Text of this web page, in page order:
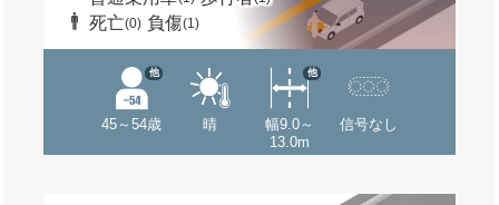
死亡(0) 負傷(1)
45～54歳
他
晴
幅9.0～
13.0m
他
信号なし